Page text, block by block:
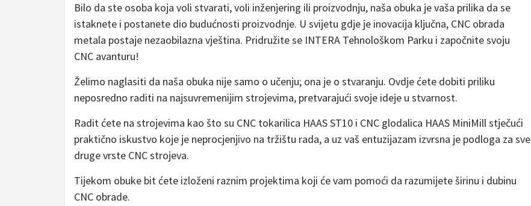
Bilo da ste osoba koja voli stvarati, voli inženjering ili proizvodnju, naša obuka je vaša prilika da se
istaknete i postanete dio budućnosti proizvodnje. U svijetu gdje je inovacija ključna, CNC obrada
metala postaje nezaobilazna vještina. Pridružite se INTERA Tehnološkom Parku i započnite svoju
CNC avanturu!
Želimo naglasiti da naša obuka nije samo o učenju; ona je o stvaranju. Ovdje ćete dobiti priliku
neposredno raditi na najsuvremenijim strojevima, pretvarajući svoje ideje u stvarnost.
Radit ćete na strojevima kao što su CNC tokarilica HAAS ST10 i CNC glodalica HAAS MiniMill stječući
praktično iskustvo koje je neprocjenjivo na tržištu rada, a uz vaš entuzijazam izvrsna je podloga za sve
druge vrste CNC strojeva.
Tijekom obuke bit ćete izloženi raznim projektima koji će vam pomoći da razumijete širinu i dubinu
CNC obrade.